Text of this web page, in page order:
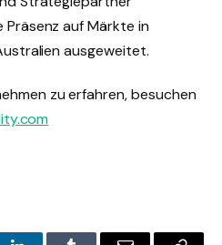
auf Märkte in
ausgeweitet.
zu erfahren, besuchen